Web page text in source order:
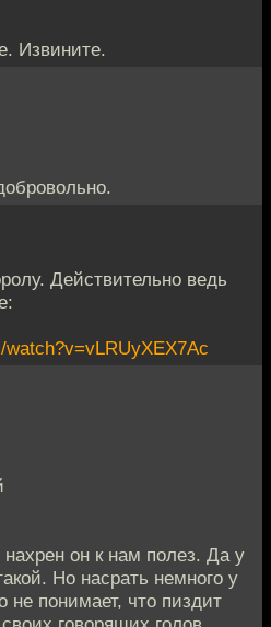
Извините.
Действительно ведь
он к нам полез. Да у
Но насрать немного у
не понимает, что пиздит